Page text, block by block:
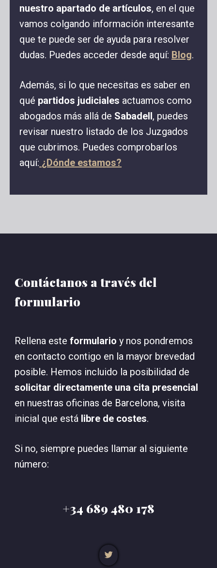
nuestro apartado de artículos, en el que
vamos colgando información interesante
que te puede ser de ayuda para resolver
dudas. Puedes acceder desde aquí: Blog.
Además, si lo que necesitas es saber en
qué partidos judiciales actuamos como
abogados más allá de Sabadell, puedes
revisar nuestro listado de los Juzgados
que cubrimos. Puedes comprobarlos
aquí: ¿Dónde estamos?
Contáctanos a través del
formulario
Rellena este formulario y nos pondremos
en contacto contigo en la mayor brevedad
posible. Hemos incluido la posibilidad de
solicitar directamente una cita presencial
en nuestras oficinas de Barcelona, visita
inicial que está libre de costes.
Si no, siempre puedes llamar al siguiente
número:
+34 689 480 178